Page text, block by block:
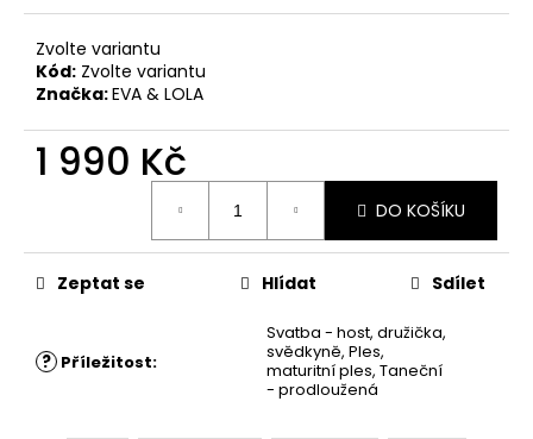
Zvolte variantu
Kód: Zvolte variantu
Značka:EVA & LOLA
1 990 Kč
DO KOŠÍKU
? Příležitost:
Svatba - host, družička,
svědkyně, Ples,
maturitní ples, Taneční
- prodloužená
Zeptat se Hlídat Sdílet